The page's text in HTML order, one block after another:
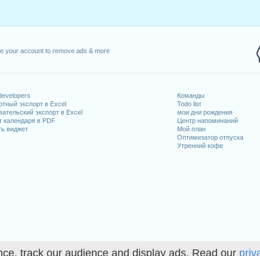
track our audience and display ads. Read our
your account to remove ads & more
экспорт в Excel
экспорт в Excel
календаря в PDF
виджет
Команды
Todo list
мои дни рождения
Центр напоминаний
Мой план
Оптимизатор отпуска
Утренний кофе